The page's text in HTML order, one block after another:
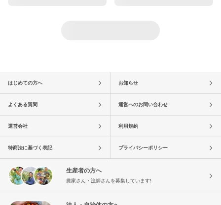
はじめての方へ お知らせ
よくある質問 運営へのお問い合わせ
運営会社 利用規約
特商法に基づく表記 プライバシーポリシー
生産者の方へ
農家さん・漁師さんを募集しています!